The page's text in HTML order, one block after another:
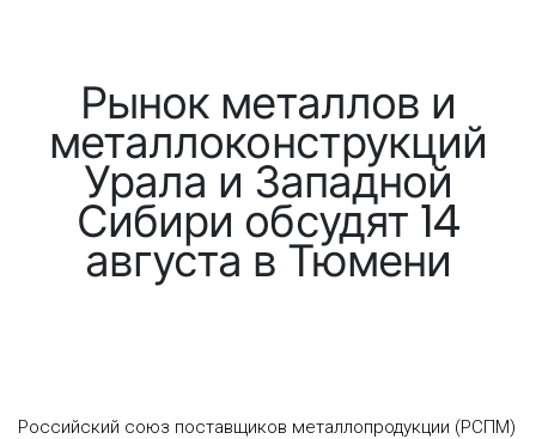
Рынок металлов и
металлоконструкций
Урала и Западной
Сибири обсудят 14
августа в Тюмени
Российский союз поставщиков металлопродукции (РСПМ)